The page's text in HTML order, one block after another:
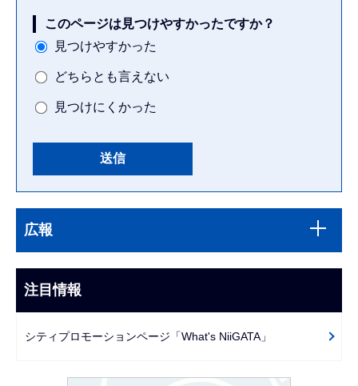
このページは見つけやすかったですか？
見つけやすかった
どちらとも言えない
見つけにくかった
文
こ
ま
で
ビ
ー
広報
注目情報
シティプロモーションページ「What's NiiGATA」